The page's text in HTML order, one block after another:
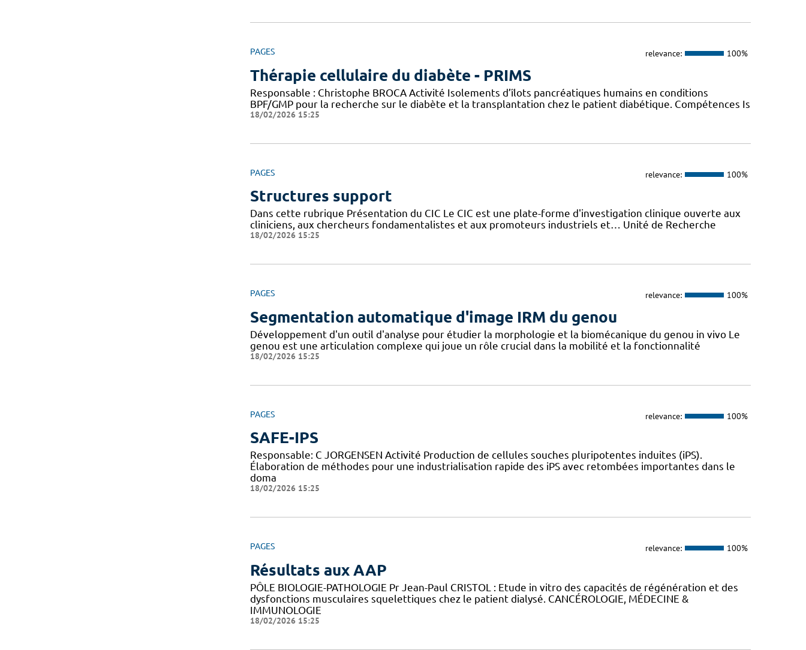
PAGES relevance: 100%
Thérapie cellulaire du diabète - PRIMS
Responsable : Christophe BROCA Activité Isolements d’îlots pancréatiques humains en conditions
BPF/GMP pour la recherche sur le diabète et la transplantation chez le patient diabétique. Compétences Is
18/02/2026 15:25
PAGES relevance: 100%
Structures support
Dans cette rubrique Présentation du CIC Le CIC est une plate-forme d'investigation clinique ouverte aux
cliniciens, aux chercheurs fondamentalistes et aux promoteurs industriels et… Unité de Recherche
18/02/2026 15:25
PAGES relevance: 100%
Segmentation automatique d'image IRM du genou
Développement d'un outil d'analyse pour étudier la morphologie et la biomécanique du genou in vivo Le
genou est une articulation complexe qui joue un rôle crucial dans la mobilité et la fonctionnalité
18/02/2026 15:25
PAGES relevance: 100%
SAFE-IPS
Responsable: C JORGENSEN Activité Production de cellules souches pluripotentes induites (iPS).
Élaboration de méthodes pour une industrialisation rapide des iPS avec retombées importantes dans le
doma
18/02/2026 15:25
PAGES relevance: 100%
Résultats aux AAP
PÔLE BIOLOGIE-PATHOLOGIE Pr Jean-Paul CRISTOL : Etude in vitro des capacités de régénération et des
dysfonctions musculaires squelettiques chez le patient dialysé. CANCÉROLOGIE, MÉDECINE &
IMMUNOLOGIE
18/02/2026 15:25